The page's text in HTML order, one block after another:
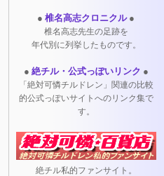
● 椎名高志クロニクル●
椎名高志先生の足跡を
年代別に列挙したものです。
● 絶チル・公式っぽいリンク ●
「絶対可憐チルドレン」関連の比較
的公式っぽいサイトへのリンク集で
す。
絶チル私的ファンサイト。